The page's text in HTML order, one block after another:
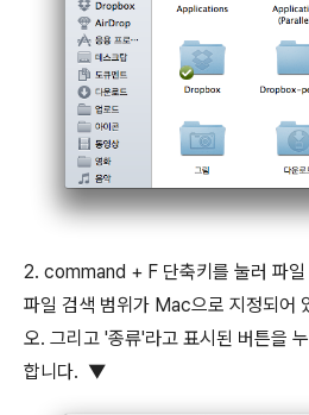
2. command + F 단축키를 눌러 파
파일 검색 범위가 Mac으로 지정되어
오. 그리고 '종류'라고 표시된 버튼을
합니다. ▼